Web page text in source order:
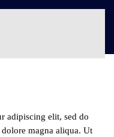
adipiscing elit, sed do
magna aliqua. Ut